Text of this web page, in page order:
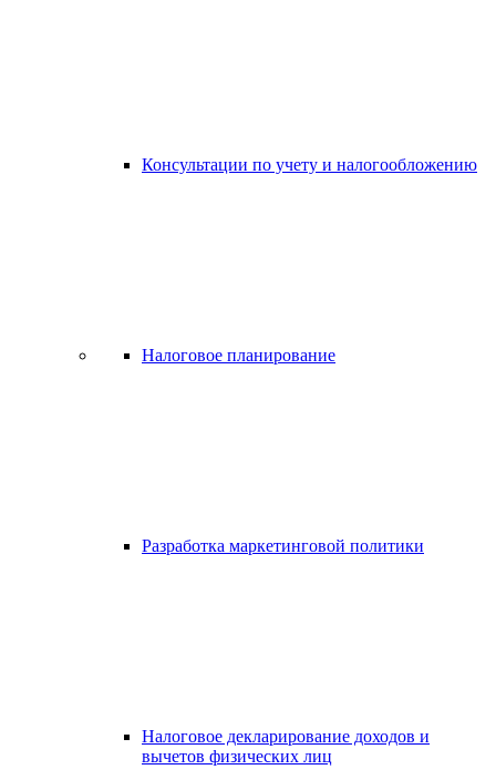
Консультации по учету и налогообложению
Налоговое планирование
Разработка маркетинговой политики
Налоговое декларирование доходов и
вычетов физических лиц